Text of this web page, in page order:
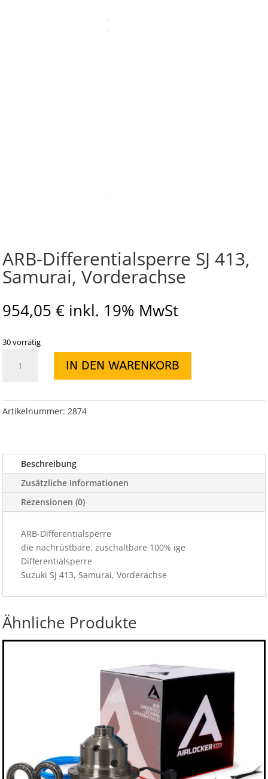
ARB-Differentialsperre SJ 413,
Samurai, Vorderachse
954,05 € inkl. 19% MwSt
30 vorrätig
Differentialsperre
Samurai,
IN DEN WARENKORB
Artikelnummer: 2874
Beschreibung
Zusätzliche Informationen
Rezensionen (0)
ARB-Differentialsperre
die nachrüstbare, zuschaltbare 100% ige
Differentialsperre
Suzuki SJ 413, Samurai, Vorderachse
Ähnliche Produkte